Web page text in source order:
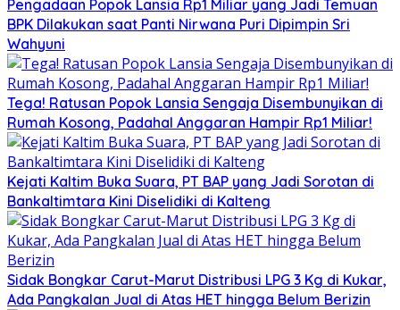
Pengadaan Popok Lansia Rp1 Miliar yang Jadi Temuan
BPK Dilakukan saat Panti Nirwana Puri Dipimpin Sri
Wahyuni
Tega! Ratusan Popok Lansia Sengaja Disembunyikan di
Rumah Kosong, Padahal Anggaran Hampir Rp1 Miliar!
Kejati Kaltim Buka Suara, PT BAP yang Jadi Sorotan di
Bankaltimtara Kini Diselidiki di Kalteng
Sidak Bongkar Carut-Marut Distribusi LPG 3 Kg di Kukar,
Ada Pangkalan Jual di Atas HET hingga Belum Berizin